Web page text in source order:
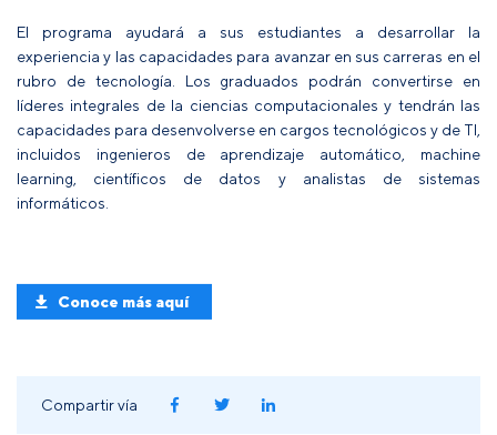
El programa ayudará a sus estudiantes a desarrollar la
experiencia y las capacidades para avanzar en sus carreras en el
rubro de tecnología. Los graduados podrán convertirse en
líderes integrales de la ciencias computacionales y tendrán las
capacidades para desenvolverse en cargos tecnológicos y de TI,
incluidos ingenieros de aprendizaje automático, machine
learning, científicos de datos y analistas de sistemas
informáticos.
Conoce más aquí
Compartir vía